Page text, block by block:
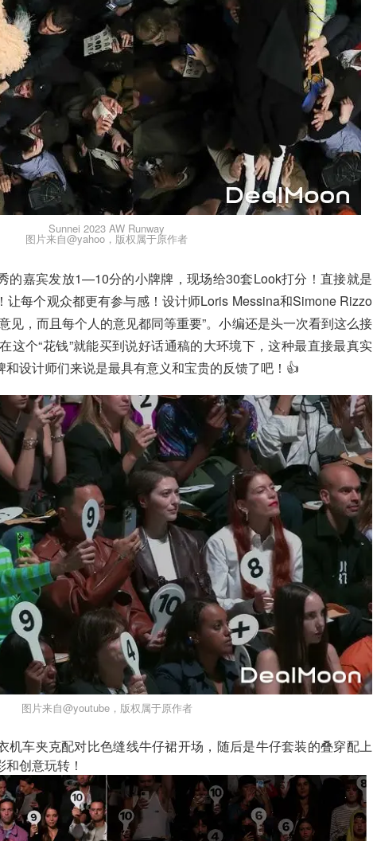
Sunnei 2023 AW Runway
图片来自@yahoo，版权属于原作者
的嘉宾发放1—10分的小牌牌，现场给30套Look打分！直接就是
让每个观众都更有参与感！设计师Loris Messina和Simone Rizzo
见，而且每个人的意见都同等重要”。小编还是头一次看到这么接
这个“花钱”就能买到说好话通稿的大环境下，这种最直接最真实
设计师们来说是最具有意义和宝贵的反馈了吧！👍
图片来自@youtube，版权属于原作者
机车夹克配对比色缝线牛仔裙开场，随后是牛仔套装的叠穿配上
创意玩转！